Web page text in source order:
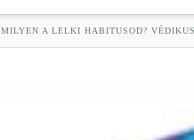
MILYEN A LELKI HABITUSOD?